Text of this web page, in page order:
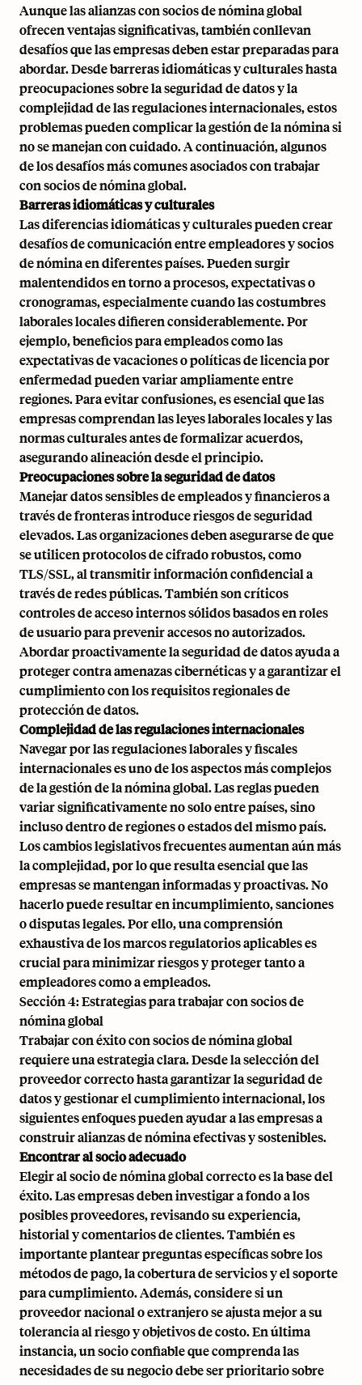
Aunque las alianzas con socios de nómina global
ofrecen ventajas significativas, también conllevan
desafíos que las empresas deben estar preparadas para
abordar. Desde barreras idiomáticas y culturales hasta
preocupaciones sobre la seguridad de datos y la
complejidad de las regulaciones internacionales, estos
problemas pueden complicar la gestión de la nómina si
no se manejan con cuidado. A continuación, algunos
de los desafíos más comunes asociados con trabajar
con socios de nómina global.
Barreras idiomáticas y culturales
Las diferencias idiomáticas y culturales pueden crear
desafíos de comunicación entre empleadores y socios
de nómina en diferentes países. Pueden surgir
malentendidos en torno a procesos, expectativas o
cronogramas, especialmente cuando las costumbres
laborales locales difieren considerablemente. Por
ejemplo,beneficios para empleadoscomo las
expectativas de vacaciones o políticas de licencia por
enfermedad pueden variar ampliamente entre
regiones. Para evitar confusiones, es esencial que las
empresas comprendan las leyes laborales locales y las
normas culturales antes de formalizar acuerdos,
asegurando alineación desde el principio.
Preocupaciones sobre la seguridad de datos
Manejar datos sensibles de empleados y financieros a
través de fronteras introduce riesgos de seguridad
elevados. Las organizaciones deben asegurarse de que
se utilicen protocolos de cifrado robustos, como
TLS/SSL, al transmitir información confidencial a
través de redes públicas. También son críticos
controles de acceso internos sólidos basados en roles
de usuario para prevenir accesos no autorizados.
Abordar proactivamente la seguridad de datos ayuda a
proteger contra amenazas cibernéticas y a garantizar el
cumplimiento con los requisitos regionales de
protección de datos.
Complejidad de las regulaciones internacionales
Navegar por las regulaciones laborales y fiscales
internacionales es uno de los aspectos más complejos
de la gestión de la nómina global. Las reglas pueden
variar significativamente no solo entre países, sino
incluso dentro de regiones o estados del mismo país.
Los cambios legislativos frecuentes aumentan aún más
la complejidad, por lo que resulta esencial que las
empresas se mantengan informadas y proactivas. No
hacerlo puede resultar en incumplimiento, sanciones
o disputas legales. Por ello, una comprensión
exhaustiva de los marcos regulatorios aplicables es
crucial para minimizar riesgos y proteger tanto a
empleadores como a empleados.
Sección 4: Estrategias para trabajar con socios de
nómina global
Trabajar con éxito con socios de nómina global
requiere una estrategia clara. Desde la selección del
proveedor correcto hasta garantizar la seguridad de
datos y gestionar el cumplimiento internacional, los
siguientes enfoques pueden ayudar a las empresas a
construir alianzas de nómina efectivas y sostenibles.
Encontrar al socio adecuado
Elegir al socio de nómina global correcto es la base del
éxito. Las empresas deben investigar a fondo a los
posibles proveedores, revisando su experiencia,
historial y comentarios de clientes. También es
importante plantear preguntas específicas sobre los
métodos de pago, la cobertura de servicios y el soporte
para cumplimiento. Además, considere si un
proveedor nacional o extranjero se ajusta mejor a su
tolerancia al riesgo y objetivos de costo. En última
instancia, un socio confiable que comprenda las
necesidades de su negocio debe ser prioritario sobre